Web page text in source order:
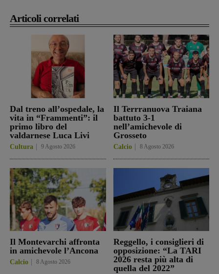
Articoli correlati
Dal treno all’ospedale, la
vita in “Frammenti”: il
primo libro del
valdarnese Luca Livi
Cultura 9 Agosto 2026
Il Terrranuova Traiana
battuto 3-1
nell’amichevole di
Grosseto
Calcio 8 Agosto 2026
Il Montevarchi affronta
in amichevole l’Ancona
Calcio 8 Agosto 2026
Reggello, i consiglieri di
opposizione: “La TARI
2026 resta più alta di
quella del 2022”